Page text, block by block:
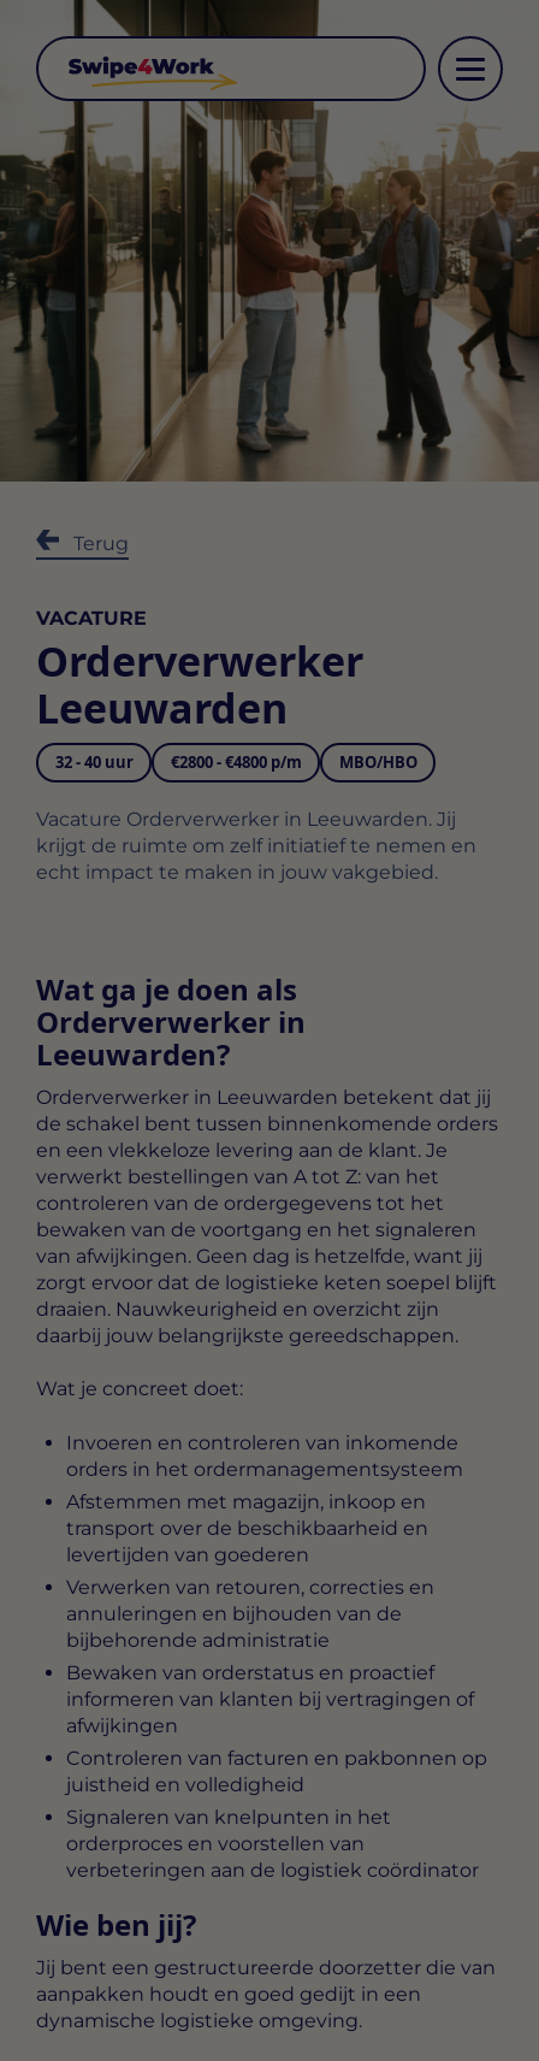
Terug
VACATURE
Orderverwerker
Leeuwarden
32 - 40 uur €2800 - €4800 p/m MBO/HBO
Vacature Orderverwerker in Leeuwarden. Jij
krijgt de ruimte om zelf initiatief te nemen en
echt impact te maken in jouw vakgebied.
Wat ga je doen als
Orderverwerker in
Leeuwarden?
Orderverwerker in Leeuwarden betekent dat jij
de schakel bent tussen binnenkomende orders
en een vlekkeloze levering aan de klant. Je
verwerkt bestellingen van A tot Z: van het
controleren van de ordergegevens tot het
bewaken van de voortgang en het signaleren
van afwijkingen. Geen dag is hetzelfde, want jij
zorgt ervoor dat de logistieke keten soepel blijft
draaien. Nauwkeurigheid en overzicht zijn
daarbij jouw belangrijkste gereedschappen.
Wat je concreet doet:
Invoeren en controleren van inkomende
orders in het ordermanagementsysteem
Afstemmen met magazijn, inkoop en
transport over de beschikbaarheid en
levertijden van goederen
Verwerken van retouren, correcties en
annuleringen en bijhouden van de
bijbehorende administratie
Bewaken van orderstatus en proactief
informeren van klanten bij vertragingen of
afwijkingen
Controleren van facturen en pakbonnen op
juistheid en volledigheid
Signaleren van knelpunten in het
orderproces en voorstellen van
verbeteringen aan de logistiek coördinator
Wie ben jij?
Jij bent een gestructureerde doorzetter die van
aanpakken houdt en goed gedijt in een
dynamische logistieke omgeving.